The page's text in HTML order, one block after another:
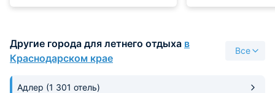
зашториваться, но это мелочи.
на брата.
Были всей
приедем опять сюда
Другие города для летнего отдыха в
Краснодарском крае
Все
Адлер (1 301 отель)